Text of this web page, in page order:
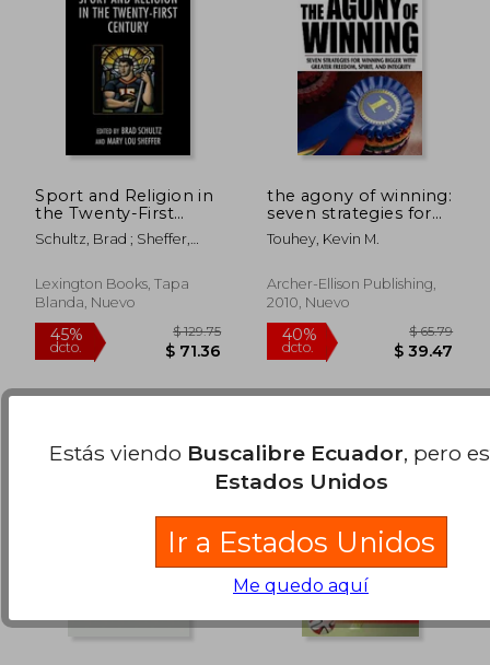
dcto. $ 32.35 dcto.
Sport and Religion in
the Twenty-First
Century (en Inglés)
Schultz, Brad ; Sheffer,
Lexington Books, Tapa
Blanda, Nuevo
the agony of winning:
seven strategies for
winning bigger with
greater freedom,
Inglés)
Touhey, Kevin M.
Archer-Ellison Publishing,
2010, Nuevo
Estás viendo Buscalibre Ecuador, pero
Estados Unidos
Ir a Estados Unidos
Me quedo aquí